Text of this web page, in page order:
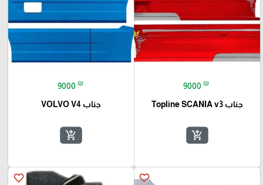
9000 ₪
جناب Topline SCANIA v3
add_shopping_cart
9000 ₪
جناب VOLVO V4
add_shopping_cart
favorite_border
favorite_border